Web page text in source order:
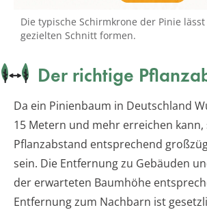
Die typische Schirmkrone der Pinie
gezielten Schnitt formen.
Der richtige
Da ein Pinienbaum in Deutschland
15 Metern und mehr erreichen
Pflanzabstand entsprechend
sein. Die Entfernung zu Gebäuden
der erwarteten Baumhöhe
Entfernung zum Nachbarn ist